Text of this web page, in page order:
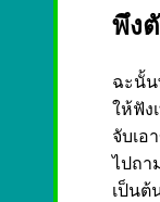
พึง
ฉะนั้น
ให้ฟัง
จับเอ
ไปถา
เป็นต้